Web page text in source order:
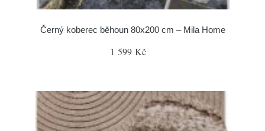
Černý koberec běhoun 80x200 cm – Mila Home
1 599 Kč